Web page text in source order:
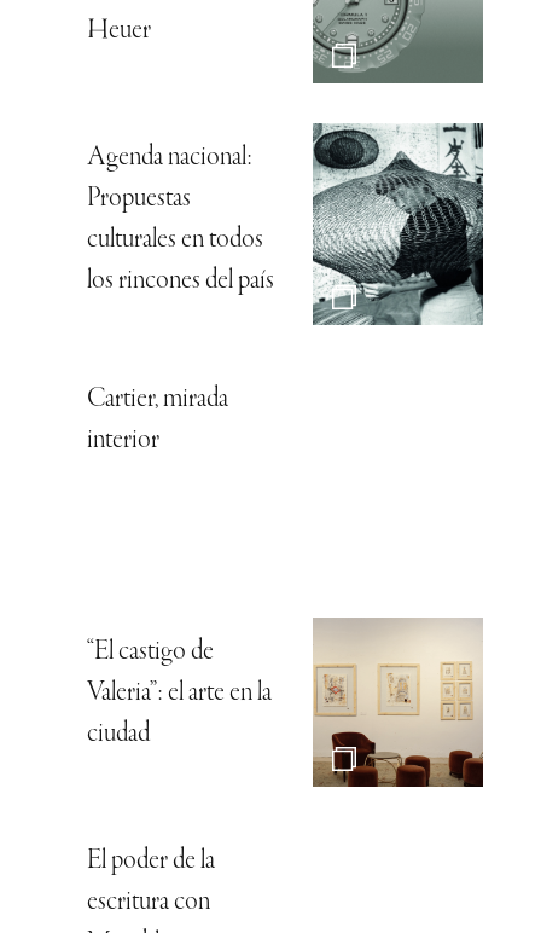
Heuer
Agenda nacional:
Propuestas
culturales en todos
los rincones del país
Cartier, mirada
interior
“El castigo de
Valeria”: el arte en la
ciudad
El poder de la
escritura con